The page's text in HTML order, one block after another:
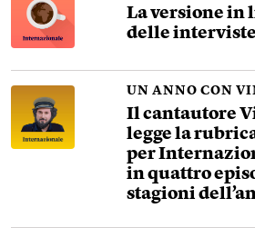
La versione in
delle
UN ANNO CON
Il cantautore
legge la
per
in quattro
stagioni